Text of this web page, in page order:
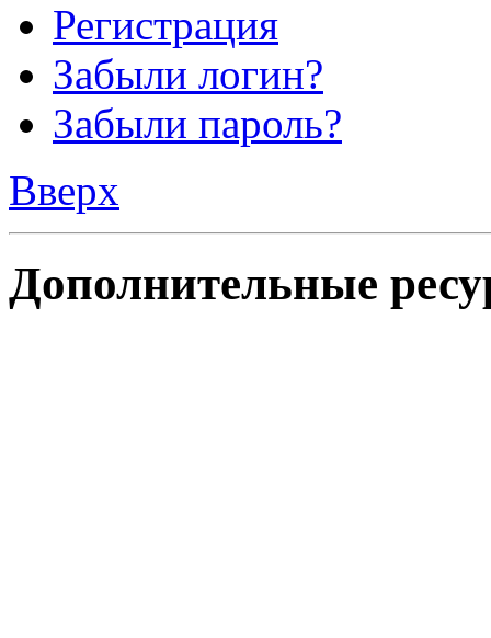
Регистрация
Забыли логин?
Забыли пароль?
Вверх
Дополнительные